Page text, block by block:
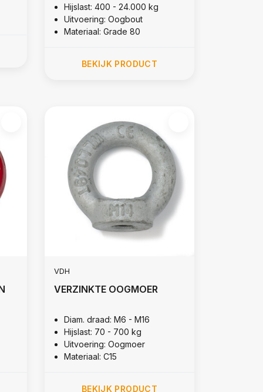
Hijslast: 400 - 24.000 kg
Uitvoering: Oogbout
Materiaal: Grade 80
BEKIJK PRODUCT
VDH
VERZINKTE OOGMOER
Diam. draad: M6 - M16
Hijslast: 70 - 700 kg
Uitvoering: Oogmoer
Materiaal: C15
BEKIJK PRODUCT